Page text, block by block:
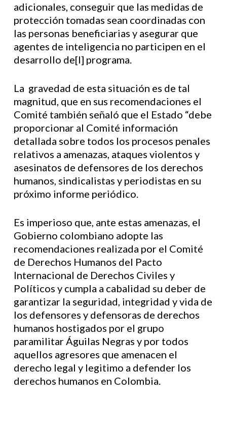
adicionales, conseguir que las medidas de
protección tomadas sean coordinadas con
las personas beneficiarias y asegurar que
agentes de inteligencia no participen en el
desarrollo de[l] programa.
La gravedad de esta situación es de tal
magnitud, que en sus recomendaciones el
Comité también señaló que el Estado “debe
proporcionar al Comité información
detallada sobre todos los procesos penales
relativos a amenazas, ataques violentos y
asesinatos de defensores de los derechos
humanos, sindicalistas y periodistas en su
próximo informe periódico.
Es imperioso que, ante estas amenazas, el
Gobierno colombiano adopte las
recomendaciones realizada por el Comité
de Derechos Humanos del Pacto
Internacional de Derechos Civiles y
Políticos y cumpla a cabalidad su deber de
garantizar la seguridad, integridad y vida de
los defensores y defensoras de derechos
humanos hostigados por el grupo
paramilitar Águilas Negras y por todos
aquellos agresores que amenacen el
derecho legal y legitimo a defender los
derechos humanos en Colombia.